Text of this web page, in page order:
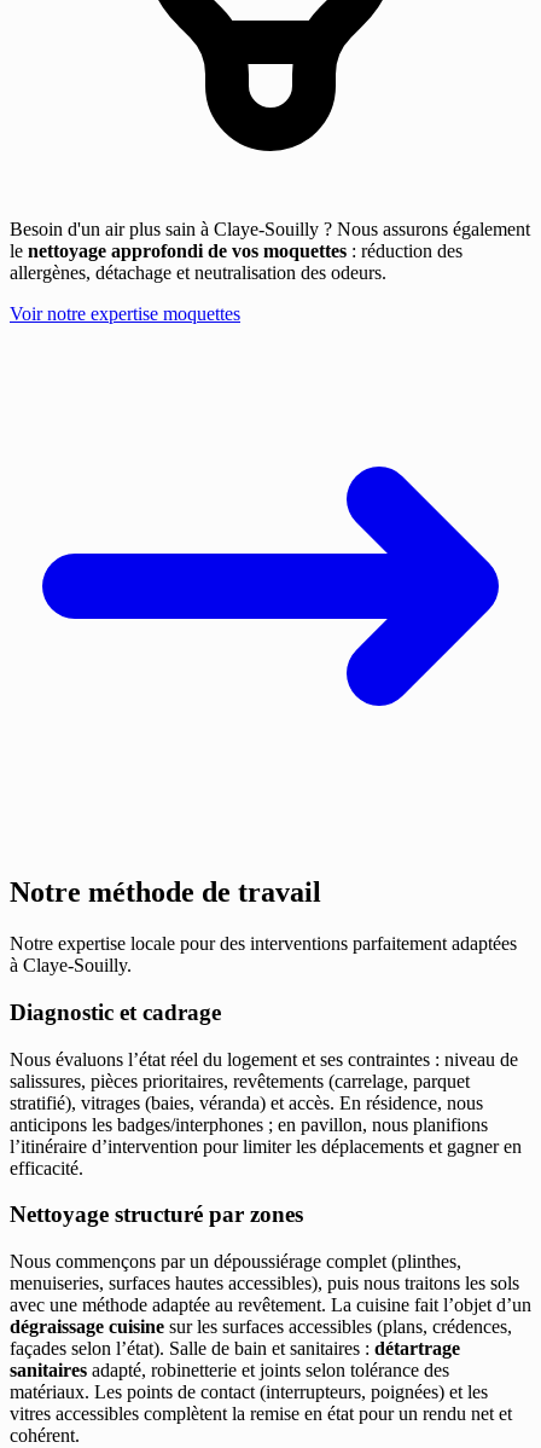
Besoin d'un air plus sain à Claye-Souilly ? Nous assurons également
le nettoyage approfondi de vos moquettes : réduction des
allergènes, détachage et neutralisation des odeurs.
Voir notre expertise moquettes
Notre méthode de travail
Notre expertise locale pour des interventions parfaitement adaptées
à Claye-Souilly.
Diagnostic et cadrage
Nous évaluons l’état réel du logement et ses contraintes : niveau de
salissures, pièces prioritaires, revêtements (carrelage, parquet
stratifié), vitrages (baies, véranda) et accès. En résidence, nous
anticipons les badges/interphones ; en pavillon, nous planifions
l’itinéraire d’intervention pour limiter les déplacements et gagner en
efficacité.
Nettoyage structuré par zones
Nous commençons par un dépoussiérage complet (plinthes,
menuiseries, surfaces hautes accessibles), puis nous traitons les sols
avec une méthode adaptée au revêtement. La cuisine fait l’objet d’un
dégraissage cuisine sur les surfaces accessibles (plans, crédences,
façades selon l’état). Salle de bain et sanitaires : détartrage
sanitaires adapté, robinetterie et joints selon tolérance des
matériaux. Les points de contact (interrupteurs, poignées) et les
vitres accessibles complètent la remise en état pour un rendu net et
cohérent.